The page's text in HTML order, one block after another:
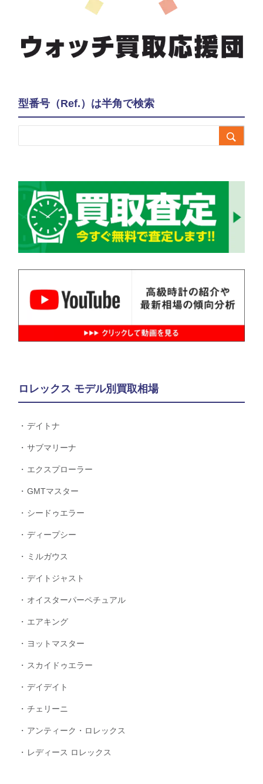
型番号（Ref.）は半角で検索

ロレックス モデル別買取相場
デイトナ
サブマリーナ
エクスプローラー
GMTマスター
シードゥエラー
ディープシー
ミルガウス
デイトジャスト
オイスターパーペチュアル
エアキング
ヨットマスター
スカイドゥエラー
デイデイト
チェリーニ
アンティーク・ロレックス
レディース ロレックス